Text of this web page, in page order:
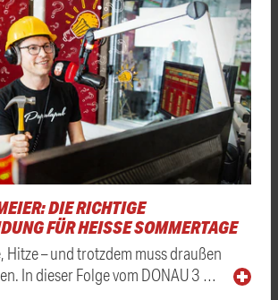
DIE RICHTIGE
FÜR HEISSE SOMMERTAGE
Hitze – und trotzdem muss draußen
In dieser Folge vom DONAU 3 …